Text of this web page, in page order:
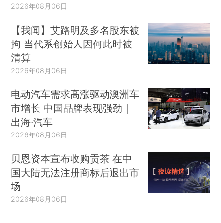
2026年08月06日
【我闻】艾路明及多名股东被
拘 当代系创始人因何此时被
清算
2026年08月06日
电动汽车需求高涨驱动澳洲车
市增长 中国品牌表现强劲｜
出海·汽车
2026年08月06日
贝恩资本宣布收购贡茶 在中
国大陆无法注册商标后退出市
场
2026年08月06日